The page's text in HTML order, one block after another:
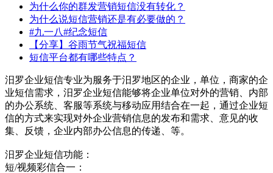
为什么你的群发营销短信没有转化？
为什么说短信营销还是有必要做的？
#九一八#纪念短信
【分享】谷雨节气祝福短信
短信平台都有哪些特点？
汨罗企业短信专业为服务于汨罗地区的企业，单位，商家的企
业短信需求，汨罗企业短信能够将企业单位对外的营销、内部
的办公系统、客服等系统与移动应用结合在一起，通过企业短
信的方式来实现对外企业营销信息的发布和需求、意见的收
集、反馈，企业内部办公信息的传递、等。
汨罗企业短信功能：
短/视频彩信合一：